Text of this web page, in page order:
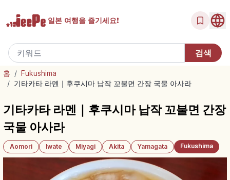
일본 여행을 즐기세요!
홈 / Fukushima
/ 기타카타 라멘｜후쿠시마 납작 꼬불면 간장 국물 아사라
기타카타 라멘｜후쿠시마 납작 꼬불면 간장
국물 아사라
Aomori Iwate Miyagi Akita Yamagata Fukushima